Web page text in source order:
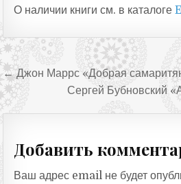
О наличии книги см. в каталоге
Навигация по
← Джон Маррс «Добрая
Сергей Бубновский
Добавить
Ваш адрес email не будет